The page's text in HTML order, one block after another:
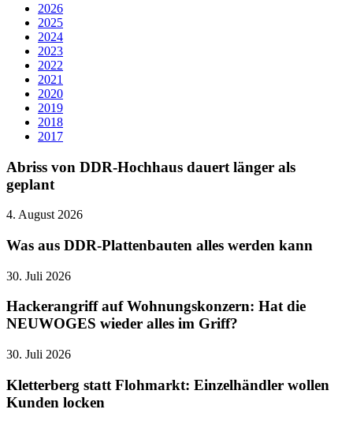
2026
2025
2024
2023
2022
2021
2020
2019
2018
2017
Abriss von DDR-Hochhaus dauert länger als
geplant
4. August 2026
Was aus DDR-Plattenbauten alles werden kann
30. Juli 2026
Hackerangriff auf Wohnungskonzern: Hat die
NEUWOGES wieder alles im Griff?
30. Juli 2026
Kletterberg statt Flohmarkt: Einzelhändler wollen
Kunden locken